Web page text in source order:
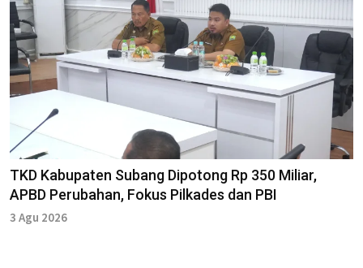
TKD Kabupaten Subang Dipotong Rp 350 Miliar,
APBD Perubahan, Fokus Pilkades dan PBI
3 Agu 2026